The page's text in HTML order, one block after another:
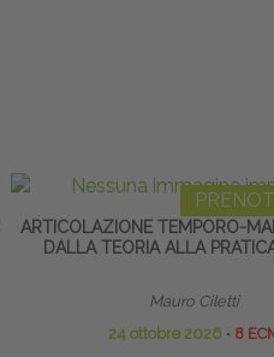
ARTICOLAZIONE TEMPORO-
DALLA TEORIA ALLA
Mauro Ciletti
24 ottobre 2026 ∙ 8